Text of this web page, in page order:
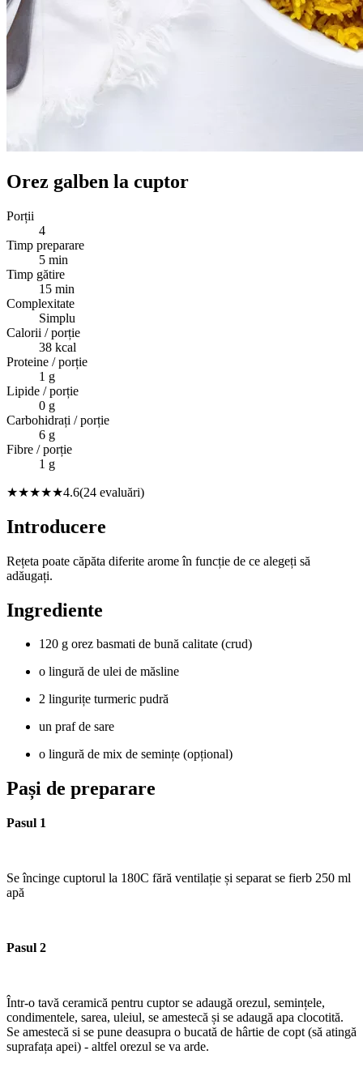
Orez galben la cuptor
Porții
4
Timp preparare
5 min
Timp gătire
15 min
Complexitate
Simplu
Calorii / porție
38 kcal
Proteine / porție
1 g
Lipide / porție
0 g
Carbohidrați / porție
6 g
Fibre / porție
1 g
★★★★★4.6(24 evaluări)
Introducere
Rețeta poate căpăta diferite arome în funcție de ce alegeți să
adăugați.
Ingrediente
120 g orez basmati de bună calitate (crud)
o lingură de ulei de măsline
2 lingurițe turmeric pudră
un praf de sare
o lingură de mix de semințe (opțional)
Pași de preparare
Pasul 1
Se încinge cuptorul la 180C fără ventilație și separat se fierb 250 ml
apă
Pasul 2
Într-o tavă ceramică pentru cuptor se adaugă orezul, semințele,
condimentele, sarea, uleiul, se amestecă și se adaugă apa clocotită.
Se amestecă si se pune deasupra o bucată de hârtie de copt (să atingă
suprafața apei) - altfel orezul se va arde.